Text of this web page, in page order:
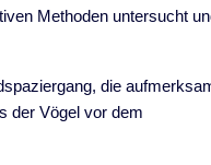
Methoden untersucht
die
der Vögel vor dem